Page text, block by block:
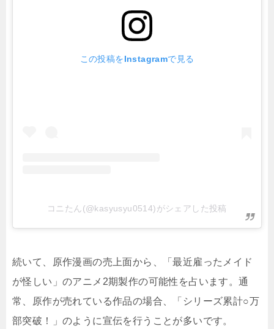
この投稿をInstagramで見る
コニたん(@kasyusyu0514)がシェアした投稿
続いて、原作漫画の売上面から、「最近雇ったメイド
が怪しい」のアニメ2期製作の可能性を占います。通
常、原作が売れている作品の場合、「シリーズ累計○万
部突破！」のように宣伝を行うことが多いです。